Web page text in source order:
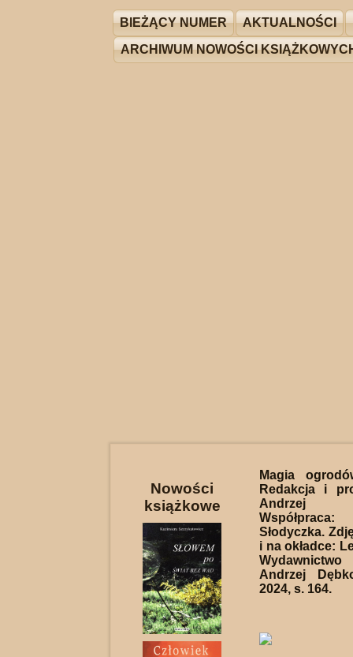
BIEŻĄCY NUMER AKTUALNOŚCI
ARCHIWUM NOWOŚCI
Nowości
książkowe
Magia
Redakcja i
Andrzej
Słodyczka.
i na okładce:
Andrzej
2024, s. 164.